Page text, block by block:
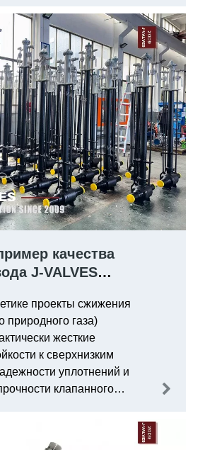
клапан бабочки
выделялся с
показателями
предложение в тендере
качества
J-VALVES
шаровые краны с
в проекте по
газа в
стране
проекты сжижения
газа)
жесткие
к сверхнизким
уплотнений и
клапанного
расширения